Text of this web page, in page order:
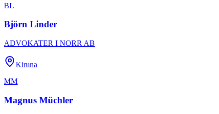
BL
Björn Linder
ADVOKATER I NORR AB
Kiruna
MM
Magnus Müchler